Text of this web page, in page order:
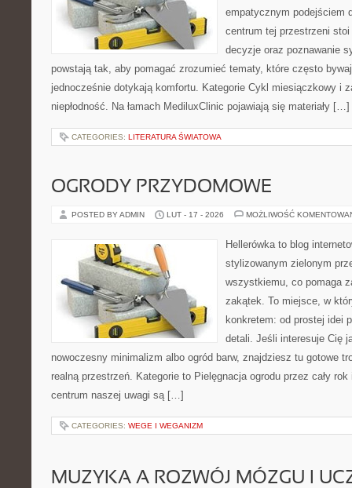
empatycznym podejściem
centrum tej przestrzeni
decyzje oraz poznawanie
powstają tak, aby pomagać zrozumieć tematy, które często
jednocześnie dotykają komfortu. Kategorie Cykl miesiączkowy i
niepłodność. Na łamach MediluxClinic pojawiają się materiały […]
CATEGORIES: LITERATURA ŚWIATOWA
OGRODY PRZYDOMOWE
POSTED BY ADMIN LUT - 17 - 2026 MOŻLIWOŚĆ
Hellerówka to blog
stylizowanym zielonym
wszystkiemu, co pomaga
zakątek. To miejsce, w
konkretem: od prostej idei
detali. Jeśli interesuje Cię
nowoczesny minimalizm albo ogród barw, znajdziesz tu gotowe
realną przestrzeń. Kategorie to Pielęgnacja ogrodu przez cały
centrum naszej uwagi są […]
CATEGORIES: WEGE I WEGANIZM
MUZYKA A ROZWÓJ MÓZGU I